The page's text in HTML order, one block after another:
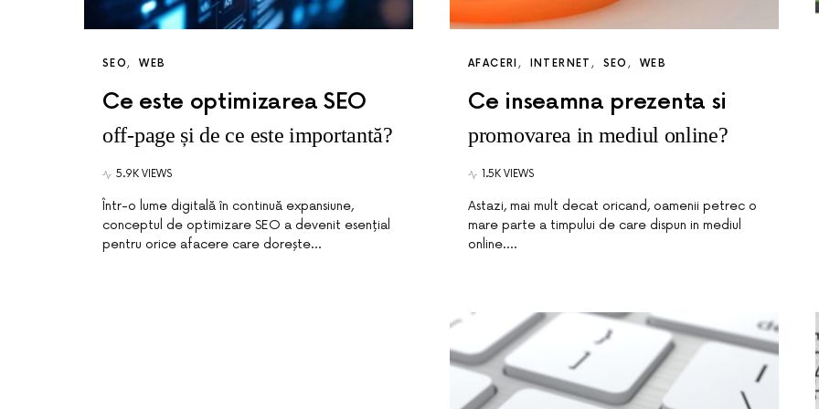
SEO WEB
Ce este optimizarea SEO
off-page și de ce este importantă?
5.9K VIEWS
Într-o lume digitală în continuă expansiune,
conceptul de optimizare SEO a devenit esențial
pentru orice afacere care dorește…
AFACERI INTERNET SEO WEB
Ce inseamna prezenta si
promovarea in mediul online?
1.5K VIEWS
Astazi, mai mult decat oricand, oamenii petrec o
mare parte a timpului de care dispun in mediul
online.…